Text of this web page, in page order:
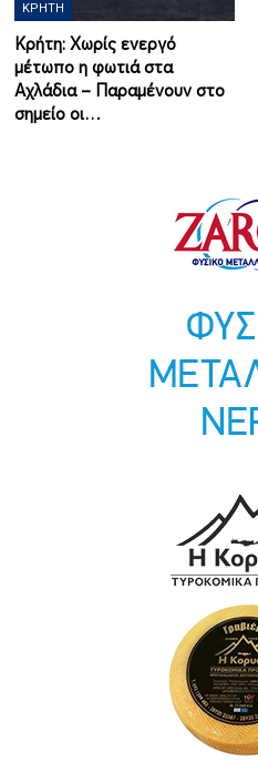
ΚΡΉΤΗ
Κρήτη: Χωρίς ενεργό
μέτωπο η φωτιά στα
Αχλάδια – Παραμένουν στο
σημείο οι…